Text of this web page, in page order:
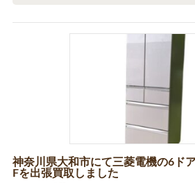
神奈川県大和市にて三菱電機の6ド
Fを出張買取しました